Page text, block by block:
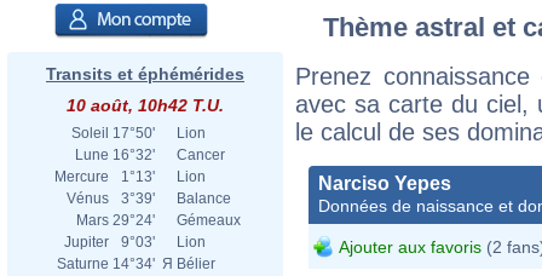
Transits et éphémérides
10 août, 10h42 T.U.
Soleil 17°50'
Lion
Lune 16°32'
Cancer
Mercure
1°13'
Lion
Vénus
3°39'
Balance
Mars 29°24'
Gémeaux
Jupiter
9°03'
Lion
Saturne 14°34' Я Bélier
Thème astral et
Prenez
avec sa carte du ciel,
le calcul de ses
Narciso Yepes
Données de naissance et
Ajouter aux favoris (2